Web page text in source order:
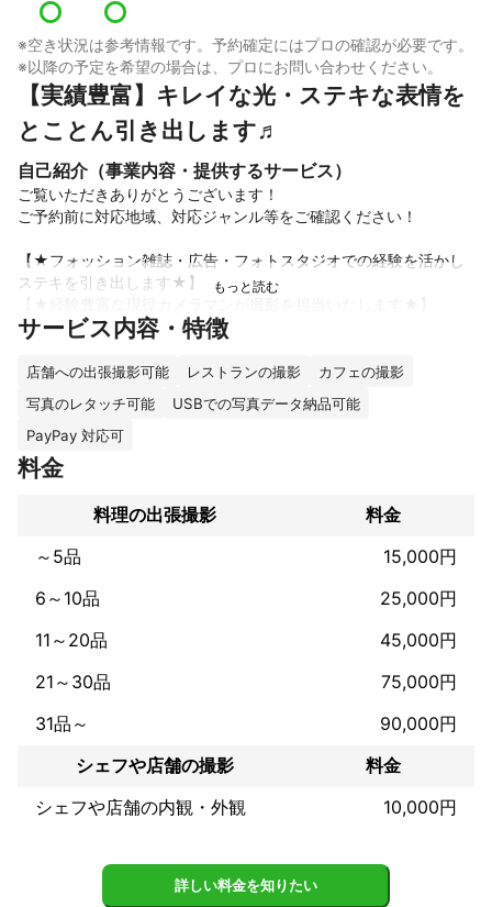
※空き状況は参考情報です。予約確定にはプロの確認が必要です。
※以降の予定を希望の場合は、プロにお問い合わせください。
【実績豊富】キレイな光・ステキな表情を
とことん引き出します♬
自己紹介（事業内容・提供するサービス）
ご覧いただきありがとうございます！
ご予約前に対応地域、対応ジャンル等をご確認ください！
【★フォッション雑誌・広告・フォトスタジオでの経験を活かし
ステキを引き出します★】
した！
三・バースデー入園入学・プロフィール・宣材オーディション・
生前遺影写真などの撮影を、出会いに感謝しながらさせていただ
いてます！
今回【出張撮影】を始めるにあたりこちらに登録させていただ
豊富な経験を活かして、あらゆるシーンに柔軟に対応可能です！
『こんな写真にしたい』というご要望があれば何なりとお申し付
けください！
作品を見た人に気持ちが届く、そんな写真を長年撮り続けていま
す！
♦︎セールスポイント♦︎
イに写るアングルなど）
◉自然な雰囲気で撮影します
◉コミュニケーションを大事に自然な表情お撮りします
（1トーン明るい美肌効果を味わってください）
サービス内容・特徴
店舗への出張撮影可能 レストランの撮影
カフェの撮影
写真のレタッチ可能
USBでの写真データ納品可能
PayPay 対応可
料金
料理の出張撮影
料金
～5品
15,000円
6～10品
25,000円
11～20品
45,000円
21～30品
75,000円
31品～
90,000円
シェフや店舗の撮影
料金
シェフや店舗の内観・外観
10,000円
詳しい料金を知りたい